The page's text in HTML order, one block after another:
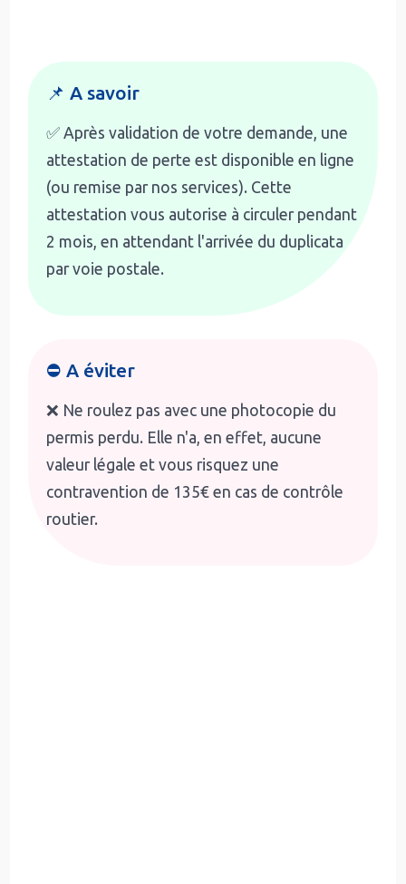
📌 A savoir
✅ Après validation de votre demande, une
attestation de perte est disponible en ligne
(ou remise par nos services). Cette
attestation vous autorise à circuler pendant
2 mois, en attendant l'arrivée du duplicata
par voie postale.
⛔ A éviter
❌ Ne roulez pas avec une photocopie du
permis perdu. Elle n'a, en effet, aucune
valeur légale et vous risquez une
contravention de 135€ en cas de contrôle
routier.